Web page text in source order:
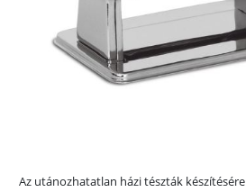
Az utánozhatatlan házi tészták készítésére